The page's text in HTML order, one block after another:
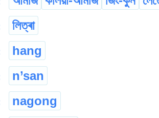
লিত্ৰা
hang
n’san
nagong